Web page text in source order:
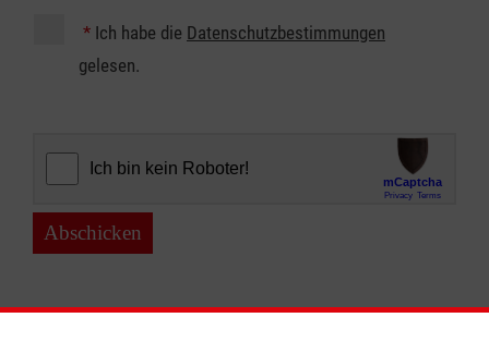
* Ich habe die Datenschutzbestimmungen
gelesen.
Abschicken